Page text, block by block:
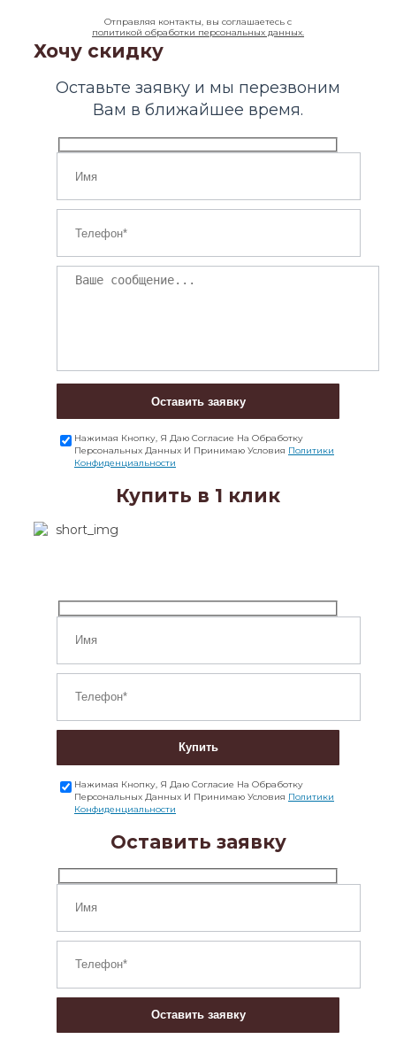
Отправляя контакты, вы соглашаетесь с
политикой обработки персональных данных.
Хочу скидку
Оставьте заявку и мы перезвоним
Вам в ближайшее время.
Оставить заявку
Нажимая Кнопку, Я Даю Согласие На Обработку
Персональных Данных И Принимаю Условия Политики
Конфиденциальности
Купить в 1 клик
Купить
Нажимая Кнопку, Я Даю Согласие На Обработку
Персональных Данных И Принимаю Условия Политики
Конфиденциальности
Оставить заявку
Оставить заявку